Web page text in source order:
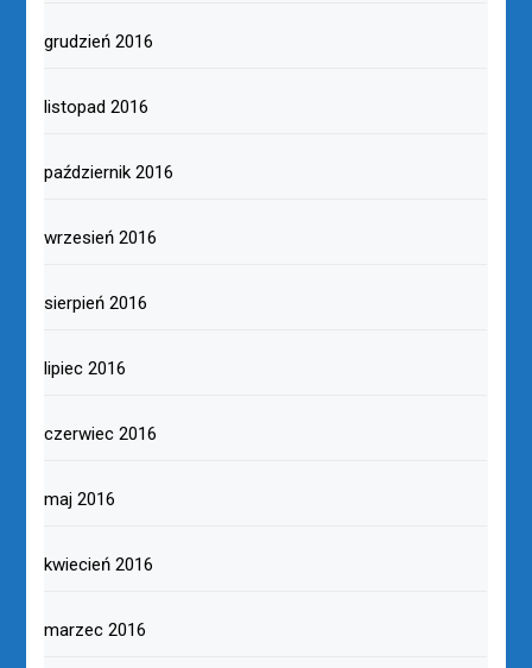
grudzień 2016
listopad 2016
październik 2016
wrzesień 2016
sierpień 2016
lipiec 2016
czerwiec 2016
maj 2016
kwiecień 2016
marzec 2016